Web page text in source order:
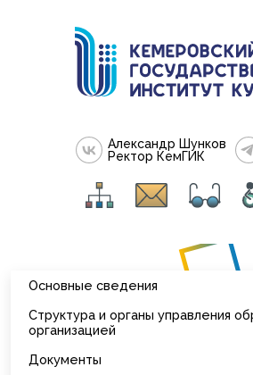
Александр Шунков
Ректор КемГИК
Основные сведения
Структура и органы управления
организацией
Документы